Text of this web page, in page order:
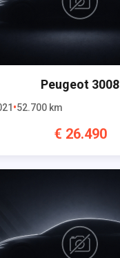
Peugeot 3008
52.700 km
€ 26.490